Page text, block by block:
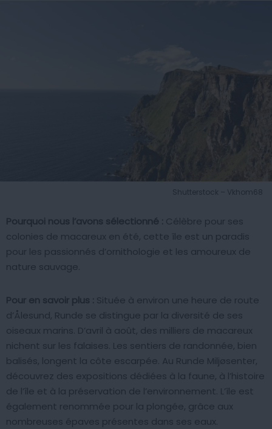
Shutterstock – Vkhom68
Pourquoi nous l’avons sélectionné : Célèbre pour ses
colonies de macareux en été, cette île est un paradis
pour les passionnés d’ornithologie et les amoureux de
nature sauvage.
Pour en savoir plus : Située à environ une heure de route
d’Ålesund, Runde se distingue par la diversité de ses
oiseaux marins. D’avril à août, des milliers de macareux
nichent sur les falaises. Les sentiers de randonnée, bien
balisés, longent la côte escarpée. Au Runde Miljøsenter,
découvrez des expositions dédiées à la faune, à l’histoire
de l’île et à la préservation de l’environnement. L’île est
également renommée pour la plongée, grâce aux
nombreuses épaves présentes dans ses eaux.